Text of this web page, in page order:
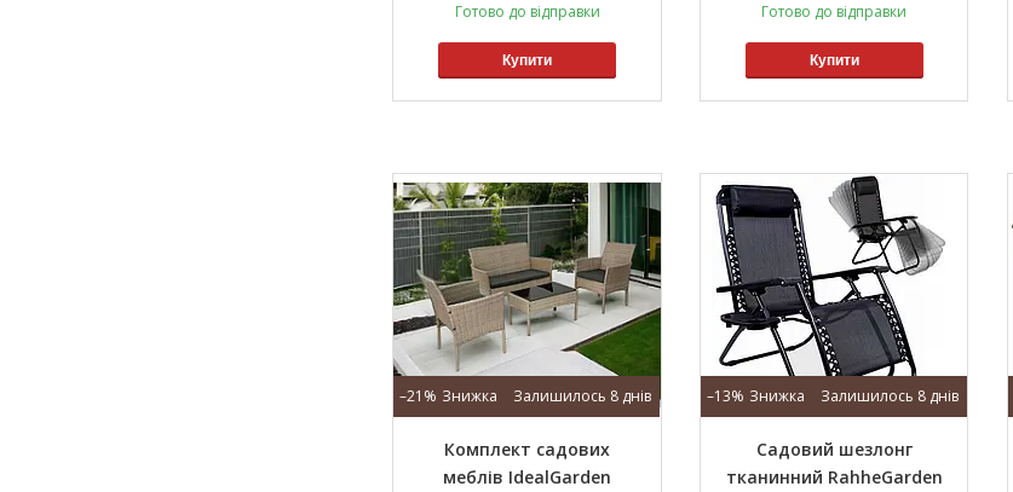
Готово до відправки
Купити
Готово до відправки
Купити
–21% Залишилось 8 днів
Комплект садових
меблів IdealGarden
–13% Залишилось 8 днів
Садовий шезлонг
тканинний RahheGarden